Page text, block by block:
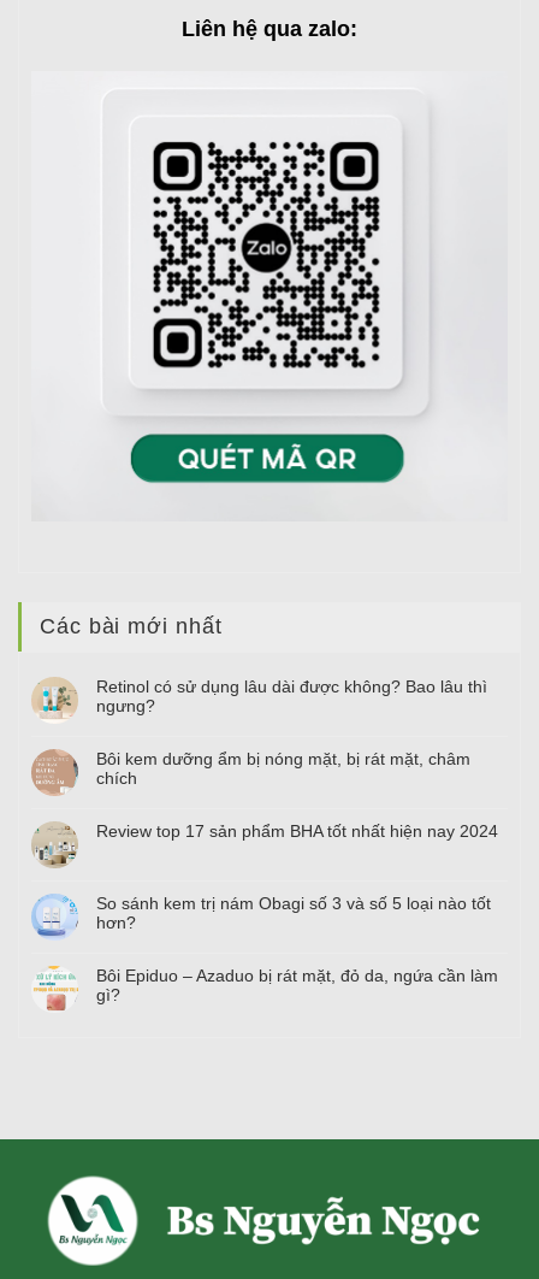
Liên hệ qua zalo:
Các bài mới nhất
Retinol có sử dụng lâu dài được không? Bao lâu thì
ngưng?
Bôi kem dưỡng ẩm bị nóng mặt, bị rát mặt, châm
chích
Review top 17 sản phẩm BHA tốt nhất hiện nay 2024
So sánh kem trị nám Obagi số 3 và số 5 loại nào tốt
hơn?
Bôi Epiduo – Azaduo bị rát mặt, đỏ da, ngứa cần làm
gì?